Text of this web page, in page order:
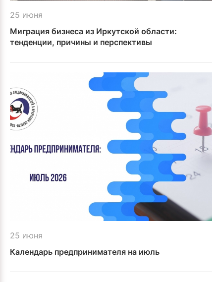
25 июня
Миграция бизнеса из Иркутской области:
тенденции, причины и перспективы
25 июня
Календарь предпринимателя на июль